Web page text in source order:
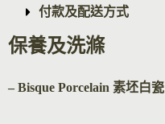
付款及配送方式
保養及洗滌
– Bisque Porcelain 素坯白瓷